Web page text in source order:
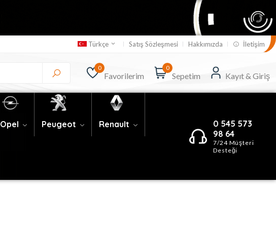
Türkçe Satış Sözleşmesi Hakkımızda İletişim
0
Favorilerim
0
Sepetim Kayıt & Giriş
Opel Peugeot Renault
0 545 573
98 64
7/24 Müşteri
Desteği